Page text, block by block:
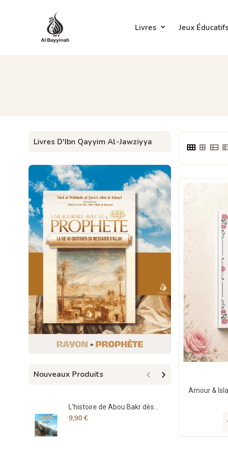
Livres Jeux Éducatifs
Livres D'Ibn Qayyim Al-Jawziyya
Nouveaux Produits
L'histoire de Abou Bakr dès...
9,90 €
 